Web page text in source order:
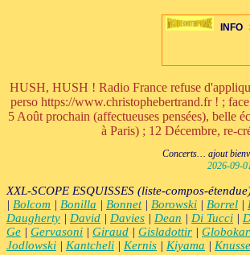
INFO
ÉDITORIAUX
MAJ-LISTE
SÉLECTION
SÉLECTION
20ÈME PARAL
HUSH, HUSH ! Radio France refuse
perso https://www.christophebertrand.fr ! ;
5 Août prochain (affectueuses pensées), belle
à Paris) ; 12 Décembre, re-
Concerts… ajout
2026-09-
XXL-SCOPE ESQUISSES (liste-compos-
| Bolcom | Bonilla | Bonnet| Borowski | Borrel |
Daugherty | David | Davies | Dean | Di Tucci |
Ge | Gervasoni | Giraud | Gisladottir | Globokar
Jodlowski | Kantcheli | Kernis | Kiyama |